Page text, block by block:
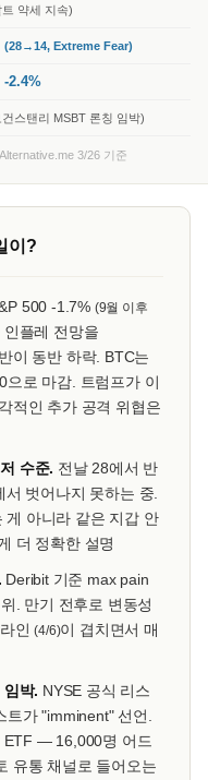
약세 지속)
(28→14, Extreme Fear)
2.4%
스탠리 MSBT 론칭 임박)
3/26 기준
이?
500 -1.7% (9월 이후
플레 전망을
이 동반 하락. BTC는
으로 마감. 트럼프가 이
적인 추가 공격 위협은
수준. 전날 28에서 반
벗어나지 못하는 중.
게 아니라 같은 지갑 안
더 정확한 설명
Deribit 기준 max pain
. 만기 전후로 변동성
라인(4/6)이 겹치면서 매
박. NYSE 공식 리스
가 "imminent" 선언.
ETF — 16,000명 어드
유통 채널로 들어오는